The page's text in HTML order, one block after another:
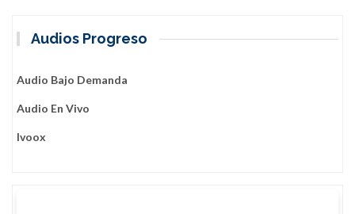
Audios Progreso
Audio Bajo Demanda
Audio En Vivo
Ivoox